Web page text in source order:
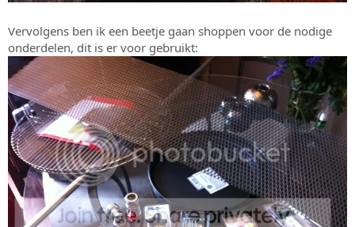
Vervolgens ben ik een beetje gaan shoppen voor de nodige
onderdelen, dit is er voor gebruikt: